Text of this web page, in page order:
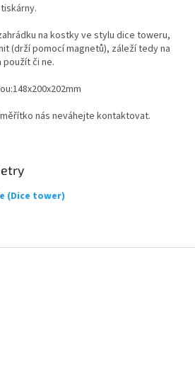
na kostky ve stylu dice toweru,
(drží pomocí magnetů), záleží tedy na
použít či ne.
148x200x202mm
nás neváhejte kontaktovat.
(Dice tower)